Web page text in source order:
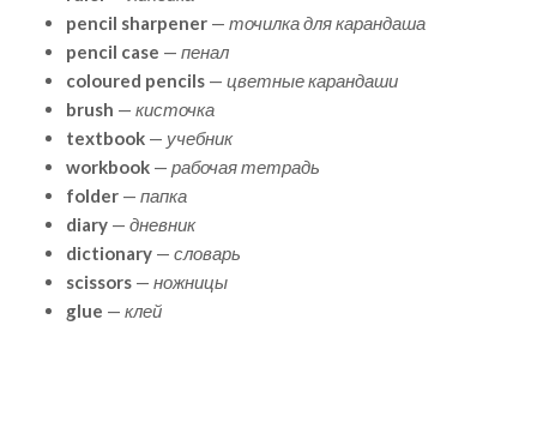
pencil sharpener — точилка для карандаша
pencil case — пенал
coloured pencils — цветные карандаши
brush — кисточка
textbook — учебник
workbook — рабочая тетрадь
folder — папка
diary — дневник
dictionary — словарь
scissors — ножницы
glue — клей